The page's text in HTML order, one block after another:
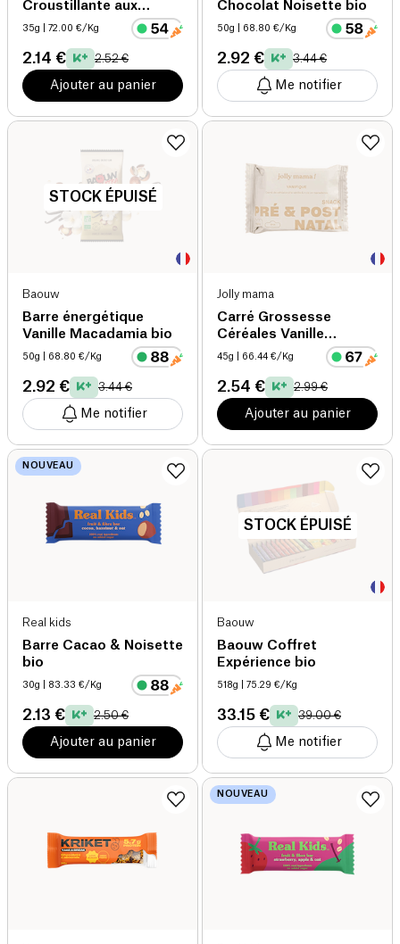
Croustillante aux
Protéines de Grillon
35g | 72.00 €/Kg
2.14 € 2.52 €
Ajouter au panier
Chocolat Noisette bio
50g | 68.80 €/Kg
2.92 € 3.44 €
Me notifier
STOCK ÉPUISÉ
Baouw
Barre énergétique
Vanille Macadamia bio
50g | 68.80 €/Kg
2.92 € 3.44 €
Me notifier
Jolly mama
Carré Grossesse
Céréales Vanille
Macadamia bio
45g | 66.44 €/Kg
2.54 € 2.99 €
Ajouter au panier
NOUVEAU
Real kids
Barre Cacao & Noisette
bio
30g | 83.33 €/Kg
2.13 € 2.50 €
Ajouter au panier
STOCK ÉPUISÉ
Baouw
Baouw Coffret
Expérience bio
518g | 75.29 €/Kg
33.15 € 39.00 €
Me notifier
NOUVEAU